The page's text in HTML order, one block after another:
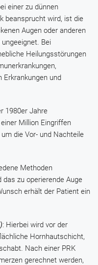
einer zu dünnen
beansprucht wird, ist die
Augen oder anderen
Bei
Heilungsstörungen
Erkrankungen und
1980er Jahre
Million Eingriffen
die Vor- und Nachteile
Methoden
zu operierende Auge
erhält der Patient ein
: Hierbei wird vor der
Hornhautschicht,
Nach einer PRK
gerechnet werden,